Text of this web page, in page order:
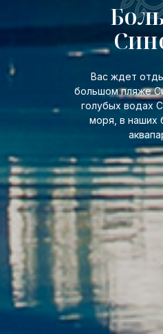
Вас ждет
большом пляже
голубых водах
моря, в наших